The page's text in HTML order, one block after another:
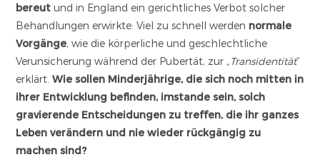
bereut und in England ein gerichtliches Verbot solcher
Behandlungen erwirkte: Viel zu schnell werden normale
Vorgänge, wie die körperliche und geschlechtliche
Verunsicherung während der Pubertät, zur „Transidentität“
erklärt.Wie sollen Minderjährige, die sich noch mitten in
ihrer Entwicklung befinden, imstande sein, solch
gravierende Entscheidungen zu treffen, die ihr ganzes
Leben verändern und nie wieder rückgängig zu
machen sind?